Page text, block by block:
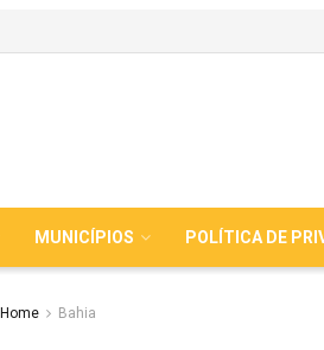
MUNICÍPIOS POLÍTICA DE
Home Bahia